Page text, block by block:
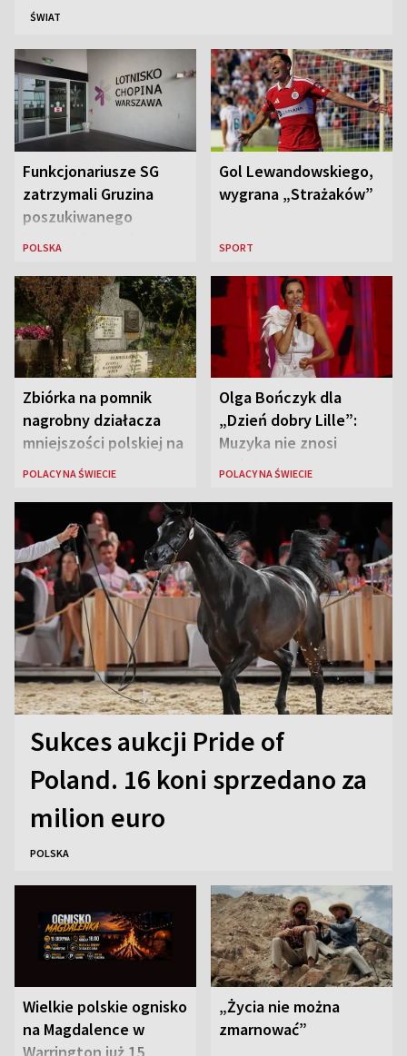
ŚWIAT
Funkcjonariusze SG
zatrzymali Gruzina
poszukiwanego
Europejskim Nakazem
POLSKA
Gol Lewandowskiego,
wygrana „Strażaków”
SPORT
Zbiórka na pomnik
nagrobny działacza
mniejszości polskiej na
Litwie
POLACY NA ŚWIECIE
Olga Bończyk dla
„Dzień dobry Lille”:
Muzyka nie znosi
pośpiechu
POLACY NA ŚWIECIE
Sukces aukcji Pride of
Poland. 16 koni sprzedano za
milion euro
POLSKA
Wielkie polskie ognisko
na Magdalence w
„Życia nie można
zmarnować”